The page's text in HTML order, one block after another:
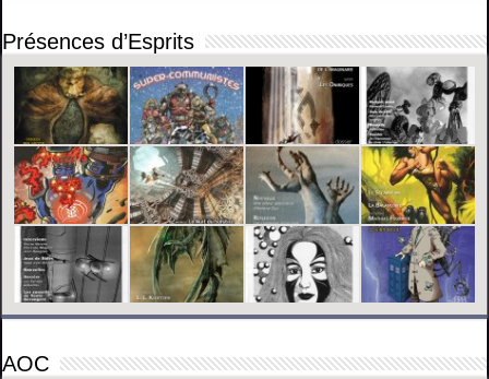
Présences d’Esprits
AOC